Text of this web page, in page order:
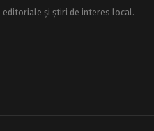
și știri de interes local.